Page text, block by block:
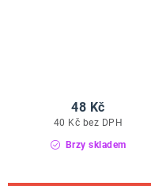
Brzy skladem
40 Kč bez DPH
48 Kč